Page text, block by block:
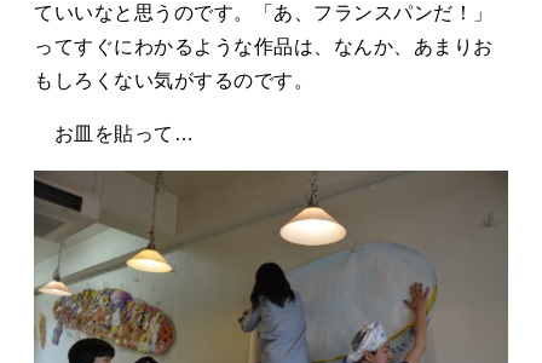
ていいなと思うのです。「あ、フランスパンだ！」
ってすぐにわかるような作品は、なんか、あまりお
もしろくない気がするのです。
お皿を貼って…